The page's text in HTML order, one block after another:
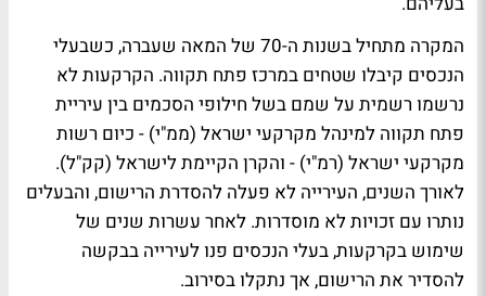
המקרה מתחיל בשנות ה-70 של המאה שעברה, כשבעלי
הנכסים קיבלו שטחים במרכז פתח תקווה. הקרקעות לא
נרשמו רשמית על שמם בשל חילופי הסכמים בין עיריית
פתח תקווה למינהל מקרקעי ישראל (ממ"י) - כיום רשות
מקרקעי ישראל (רמ"י) - והקרן הקיימת לישראל (קק"ל).
לאורך השנים, העירייה לא פעלה להסדרת הרישום, והבעלים
נותרו עם זכויות לא מוסדרות. לאחר עשרות שנים של
שימוש בקרקעות, בעלי הנכסים פנו לעירייה בבקשה
להסדיר את הרישום, אך נתקלו בסירוב.